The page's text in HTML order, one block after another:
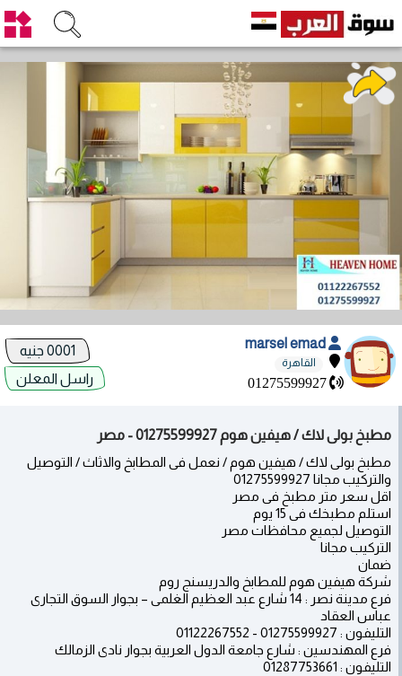
القاهرة
01275599927
راسل المعلن
مطبخ بولى لاك / هيفين هوم 01275599927 - مصر
مطبخ بولى لاك / هيفين هوم / نعمل فى المطابخ والاثاث / التوصيل
والتركيب مجانا 01275599927
اقل سعر متر مطبخ فى مصر
استلم مطبخك فى 15 يوم
التوصيل لجميع محافظات مصر
التركيب مجانا
ضمان
شركة هيفين هوم للمطابخ والدريسنج روم
فرع مدينة نصر : 14 شارع عبد العظيم الغلمى – بجوار السوق التجارى
عباس العقاد
التليفون : 01275599927 - 01122267552
فرع المهندسين : شارع جامعة الدول العربية بجوار نادى الزمالك
التليفون : 01287753661